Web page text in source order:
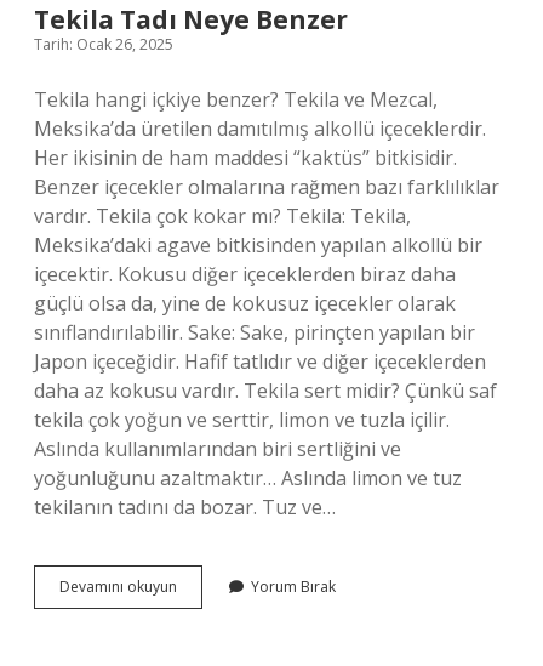
Tekila Tadı Neye Benzer
Tarih: Ocak 26, 2025
Tekila hangi içkiye benzer? Tekila ve Mezcal,
Meksika’da üretilen damıtılmış alkollü içeceklerdir.
Her ikisinin de ham maddesi “kaktüs” bitkisidir.
Benzer içecekler olmalarına rağmen bazı farklılıklar
vardır. Tekila çok kokar mı? Tekila: Tekila,
Meksika’daki agave bitkisinden yapılan alkollü bir
içecektir. Kokusu diğer içeceklerden biraz daha
güçlü olsa da, yine de kokusuz içecekler olarak
sınıflandırılabilir. Sake: Sake, pirinçten yapılan bir
Japon içeceğidir. Hafif tatlıdır ve diğer içeceklerden
daha az kokusu vardır. Tekila sert midir? Çünkü saf
tekila çok yoğun ve serttir, limon ve tuzla içilir.
Aslında kullanımlarından biri sertliğini ve
yoğunluğunu azaltmaktır… Aslında limon ve tuz
tekilanın tadını da bozar. Tuz ve…
Devamını okuyun
Tadı
Yorum Bırak